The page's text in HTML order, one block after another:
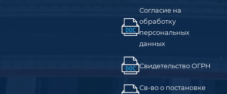
Согласие на
обработку
персональных
данных
Свидетельство ОГРН
Св-во о постановке